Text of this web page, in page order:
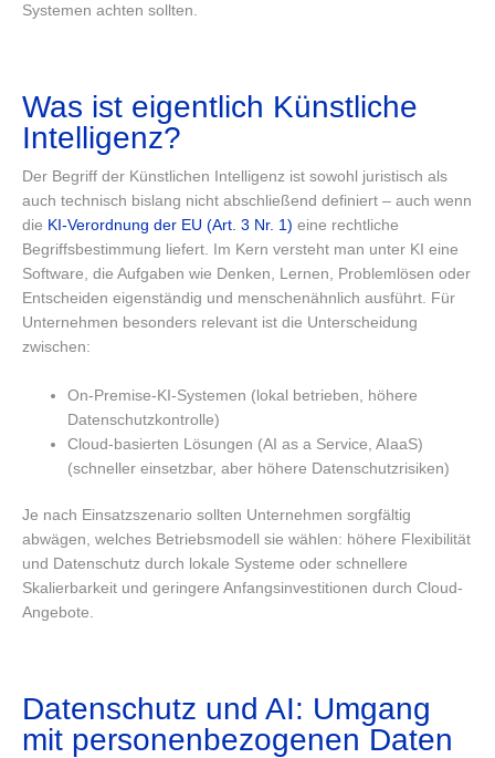
Systemen achten sollten.
Was ist eigentlich Künstliche
Intelligenz?
Der Begriff der Künstlichen Intelligenz ist sowohl juristisch als
auch technisch bislang nicht abschließend definiert – auch wenn
die KI-Verordnung der EU (Art. 3 Nr. 1) eine rechtliche
Begriffsbestimmung liefert. Im Kern versteht man unter KI eine
Software, die Aufgaben wie Denken, Lernen, Problemlösen oder
Entscheiden eigenständig und menschenähnlich ausführt. Für
Unternehmen besonders relevant ist die Unterscheidung
zwischen:
On-Premise-KI-Systemen (lokal betrieben, höhere
Datenschutzkontrolle)
Cloud-basierten Lösungen (AI as a Service, AIaaS)
(schneller einsetzbar, aber höhere Datenschutzrisiken)
Je nach Einsatzszenario sollten Unternehmen sorgfältig
abwägen, welches Betriebsmodell sie wählen: höhere Flexibilität
und Datenschutz durch lokale Systeme oder schnellere
Skalierbarkeit und geringere Anfangsinvestitionen durch Cloud-
Angebote.
Datenschutz und AI: Umgang
mit personenbezogenen Daten